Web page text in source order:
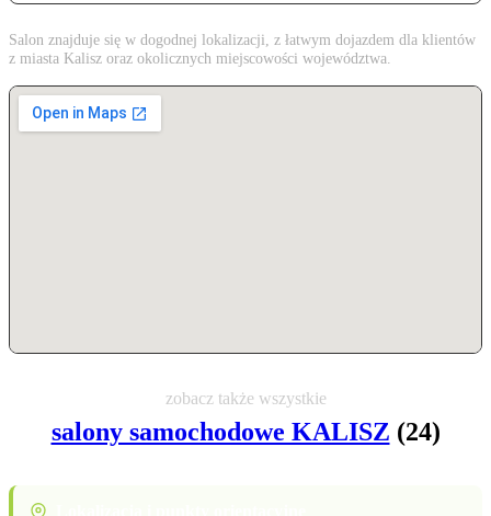
Salon znajduje się w dogodnej lokalizacji, z łatwym dojazdem dla klientów
z miasta Kalisz oraz okolicznych miejscowości województwa.
zobacz także wszystkie
salony samochodowe KALISZ (24)